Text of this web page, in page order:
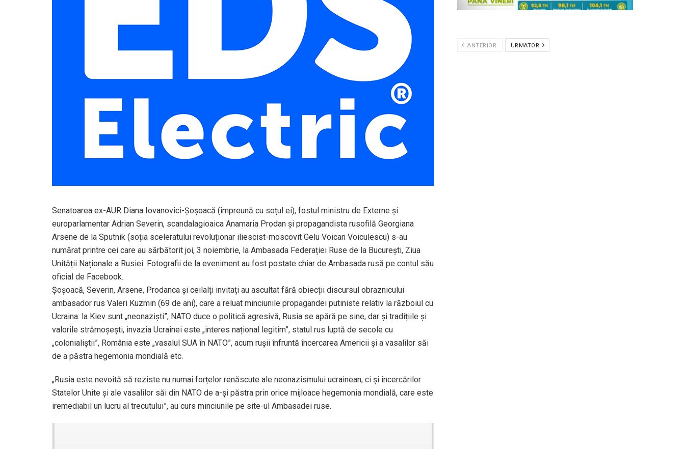
Senatoarea ex-AUR Diana Iovanovici-Șoșoacă (împreună cu soțul ei), fostul ministru de Externe și
europarlamentar Adrian Severin, scandalagioaica Anamaria Prodan și propagandista rusofilă Georgiana
Arsene de la Sputnik (soția sceleratului revoluționar iliescist-moscovit Gelu Voican Voiculescu) s-au
numărat printre cei care au sărbătorit joi, 3 noiembrie, la Ambasada Federației Ruse de la București, Ziua
Unității Naționale a Rusiei. Fotografii de la eveniment au fost postate chiar de Ambasada rusă pe contul său
oficial de Facebook.
Șoșoacă, Severin, Arsene, Prodanca și ceilalți invitați au ascultat fără obiecții discursul obraznicului
ambasador rus Valeri Kuzmin (69 de ani), care a reluat minciunile propagandei putiniste relativ la războiul cu
Ucraina: la Kiev sunt „neonaziști”, NATO duce o politică agresivă, Rusia se apără pe sine, dar și tradițiile și
valorile strămoșești, invazia Ucrainei este „interes național legitim”, statul rus luptă de secole cu
„colonialiștii”, România este „vasalul SUA în NATO”, acum rușii înfruntă încercarea Americii și a vasalilor săi
de a păstra hegemonia mondială etc.
„Rusia este nevoită să reziste nu numai forțelor renăscute ale neonazismului ucrainean, ci și încercărilor
Statelor Unite și ale vasalilor săi din NATO de a-și păstra prin orice mijloace hegemonia mondială, care este
iremediabil un lucru al trecutului”, au curs minciunile pe site-ul Ambasadei ruse.
ANTERIOR URMATOR